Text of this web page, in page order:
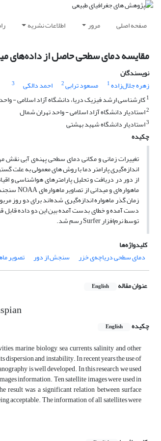
صفحه اصلی مرور اطلاعات نشریه
مقایسه‌ دمای سطحی حاصل از داده‌های
نویسندگان
زهره جلا‌ل‌زاده1 مسعود ترابی2 احمد دالکی
3
1کارشناسی ارشد فیزیک دریا، دانشگاه آزاد اسلامی -
2استادیار دانشگاه آزاد اسلامی - واحد تهران شمال
3استادیار دانشگاه شهید بهشتی
چکیده
تغییرات زمانی و مکانی دمای سطحی پهنه‌ی آبی نقش
اندازه‌گیری پارامتر دما با روش های معمولی به علت
از دور در دریافت و تحلیل پارامترهای هواشناسی
زمان گذر ماهواره اندازه‌گیری شده‌اند برای دو روز
توسط نرم‌افزار Surfer رسم شد.
کلیدواژه‌ها
دمای سطحی دریاچه‌ی خزر
سنجش از دور تصویر
عنوان مقاله English
چکیده English
marine biology, sea currents, salinity and other
dispersion and instability. In recent years the use of
is well developed. In this research we used
information. Ten satellite images were used in
result was a significant relation between surface
acceptable. The information of all satellites were